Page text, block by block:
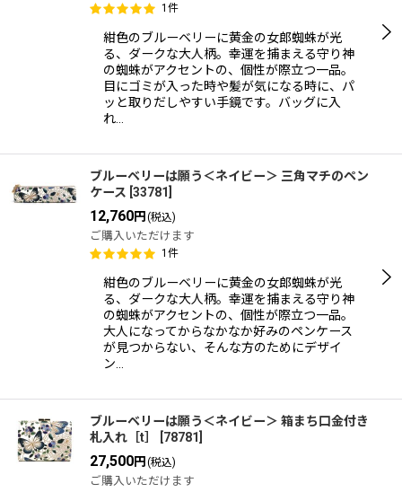
1 件
紺色のブルーベリーに黄金の女郎蜘蛛が光
る、ダークな大人柄。幸運を捕まえる守り神
の蜘蛛がアクセントの、個性が際立つ一品。
目にゴミが入った時や髪が気になる時に、パ
ッと取りだしやすい手鏡です。バッグに入
れ…
ブルーベリーは願う＜ネイビー＞ 三角マチのペン
ケース 33781
12,760円 (税込)
ご購入いただけます
1 件
紺色のブルーベリーに黄金の女郎蜘蛛が光
る、ダークな大人柄。幸運を捕まえる守り神
の蜘蛛がアクセントの、個性が際立つ一品。
大人になってからなかなか好みのペンケース
が見つからない、そんな方のためにデザイ
ン…
ブルーベリーは願う＜ネイビー＞ 箱まち口金付き
札入れ［t］
78781
27,500円 (税込)
ご購入いただけます